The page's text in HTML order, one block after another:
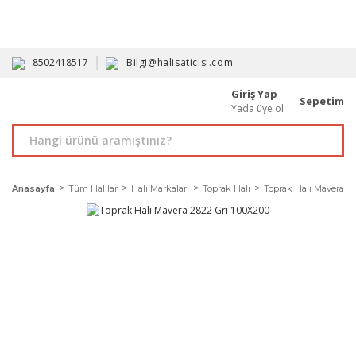
8502418517 Bilgi@halisaticisi.com
Giriş Yap
Yada üye ol
Sepetim
Anasayfa Tüm Halılar Halı Markaları Toprak Halı Toprak Halı Mavera